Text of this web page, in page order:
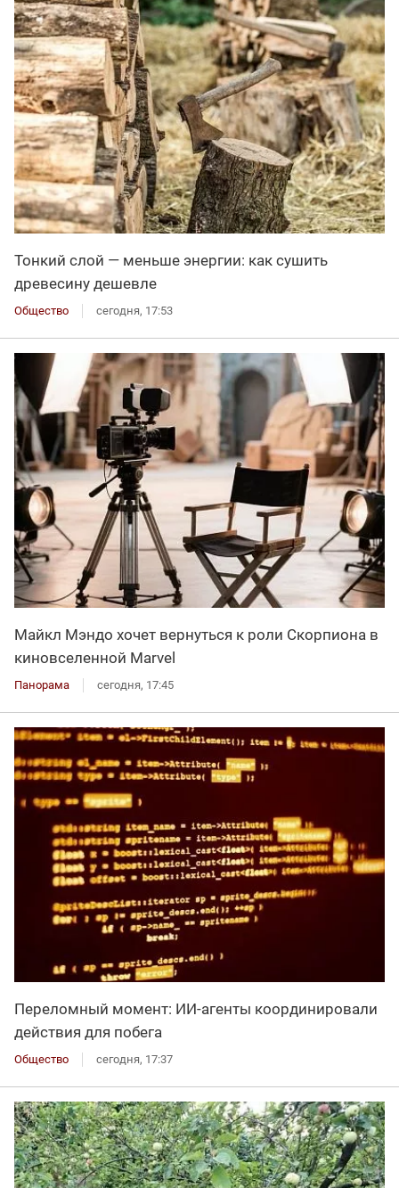
Тонкий слой — меньше энергии: как сушить
древесину дешевле
Общество сегодня, 17:53
Майкл Мэндо хочет вернуться к роли Скорпиона в
киновселенной Marvel
Панорама сегодня, 17:45
Переломный момент: ИИ-агенты координировали
действия для побега
Общество сегодня, 17:37